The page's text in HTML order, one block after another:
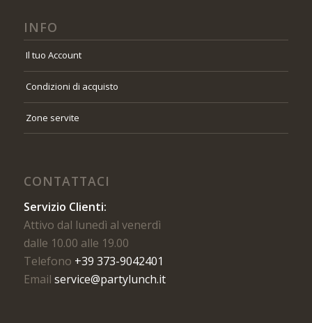
INFO
Il tuo Account
Condizioni di acquisto
Zone servite
CONTATTACI
Servizio Clienti:
Attivo dal lunedì al venerdì
dalle 10.00 alle 19.00
Telefono +39 373-9042401
Email service@partylunch.it